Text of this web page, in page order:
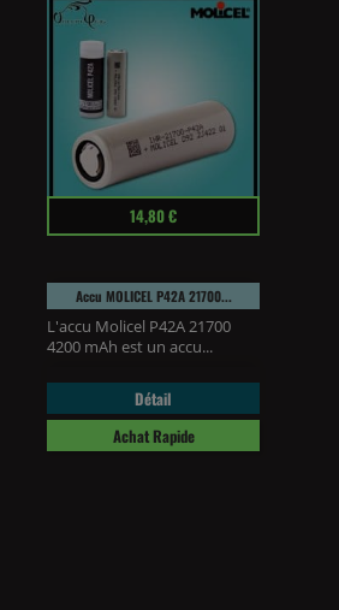
Prix 14,80 €
Accu MOLICEL P42A 21700...
L'accu Molicel P42A 21700
4200 mAh est un accu...
Détail
Achat Rapide